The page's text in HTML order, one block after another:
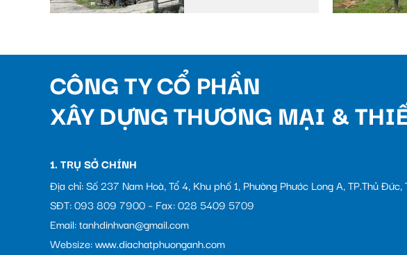
CÔNG TY CỔ PHẦN
XÂY DỰNG THƯƠNG MẠI &
1. TRỤ SỞ CHÍNH
Địa chỉ: Số 237 Nam Hoà, Tổ 4, Khu phố 1, Phường Phước Long A, TP.Thủ Đức,
SĐT: 093 809 7900 – Fax: 028 5409 5709
Email: tanhdinhvan@gmail.com
Websize: www.diachatphuonganh.com